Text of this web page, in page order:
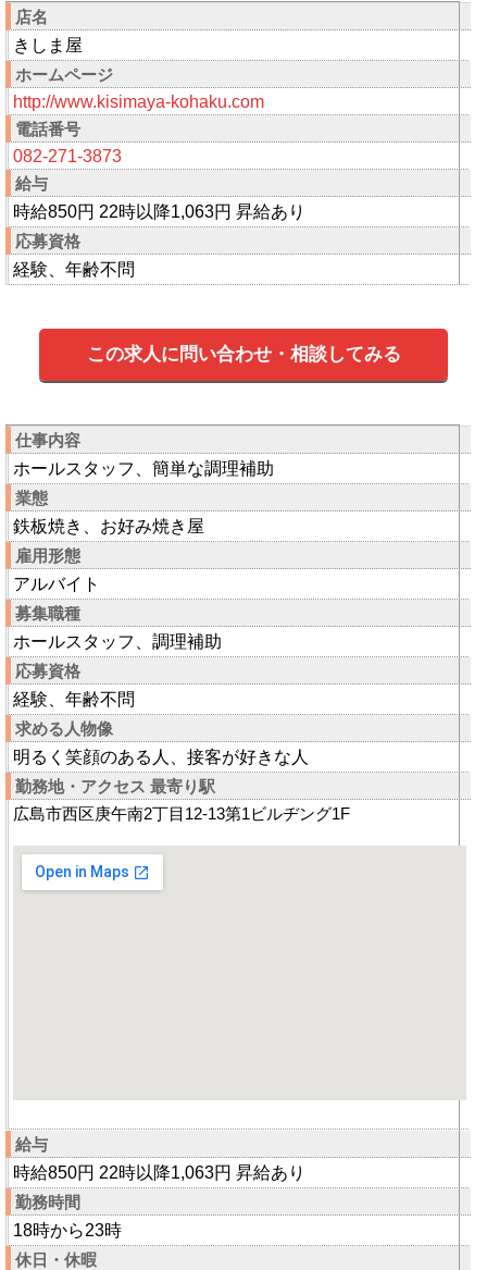
店名
きしま屋
ホームページ
http://www.kisimaya-kohaku.com
電話番号
082-271-3873
給与
時給850円 22時以降1,063円 昇給あり
応募資格
経験、年齢不問
この求人に問い合わせ・相談してみる
仕事内容
ホールスタッフ、簡単な調理補助
業態
鉄板焼き、お好み焼き屋
雇用形態
アルバイト
募集職種
ホールスタッフ、調理補助
応募資格
経験、年齢不問
求める人物像
明るく笑顔のある人、接客が好きな人
勤務地・アクセス 最寄り駅
広島市西区庚午南2丁目12-13第1ビルヂング1F
給与
時給850円 22時以降1,063円 昇給あり
勤務時間
18時から23時
休日・休暇